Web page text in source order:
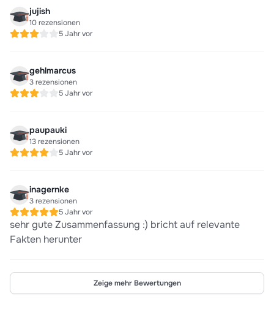
jujish
10 rezensionen
5 Jahr vor
gehlmarcus
3 rezensionen
5 Jahr vor
paupauki
13 rezensionen
5 Jahr vor
inagernke
3 rezensionen
5 Jahr vor
sehr gute Zusammenfassung :) bricht auf relevante
Fakten herunter
Zeige mehr Bewertungen